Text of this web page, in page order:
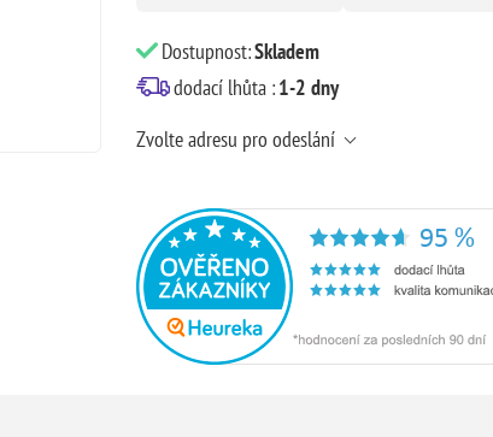
Dostupnost:Skladem
dodací lhůta :1-2 dny
Zvolte adresu pro odeslání